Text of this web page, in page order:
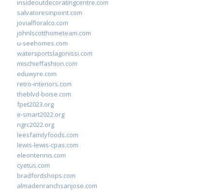
insideoutdecoratingcentre.com
salvatoresinpoint.com
jovialfloralco.com
johnlscotthometeam.com
u-seehomes.com
watersportslagonissi.com
mischieffashion.com
eduwyre.com
retro-interiors.com
theblvd-boise.com
fpet2023.org
e-smart2022.org
ngrc2022.org
leesfamilyfoods.com
lewis-lewis-cpas.com
eleontennis.com
cyetus.com
bradfordshops.com
almadenranchsanjose.com